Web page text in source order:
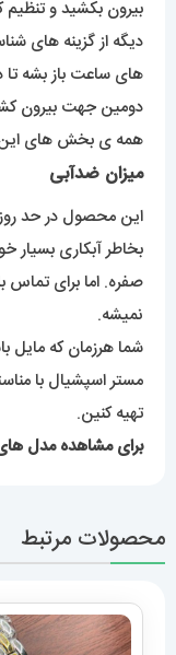
بیرون بکشید و
دیگه از گزینه های
های ساعت باز بشه تا
دومین جهت بیرون
همه ی بخش های این
میزان ضدآبی
این محصول در حد
بخاطر آبکاری
صفره. اما برای
نمیشه.
شما هرزمان که مایل
مستر اسپشیال با
تهیه کنین.
برای مشاهده مدل
محصولات مرتبط